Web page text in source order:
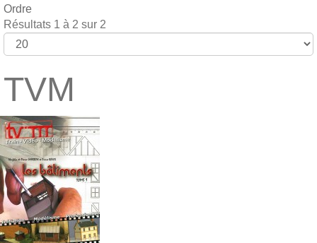
Ordre
Résultats 1 à 2 sur 2
TVM